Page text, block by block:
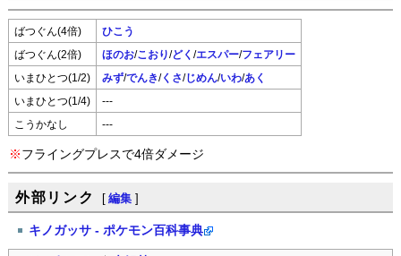
ばつぐん(4倍) ひこう
ばつぐん(2倍) ほのお/こおり/どく /エスパー/フェアリー
いまひとつ(1/2) みず/でんき/くさ/じめん/いわ/あく
いまひとつ(1/4) ---
こうかなし ---
※ フライングプレスで4倍ダメージ
外部リンク [ 編集 ]
キノガッサ - ポケモン百科事典